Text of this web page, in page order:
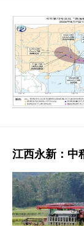
江西永新：中